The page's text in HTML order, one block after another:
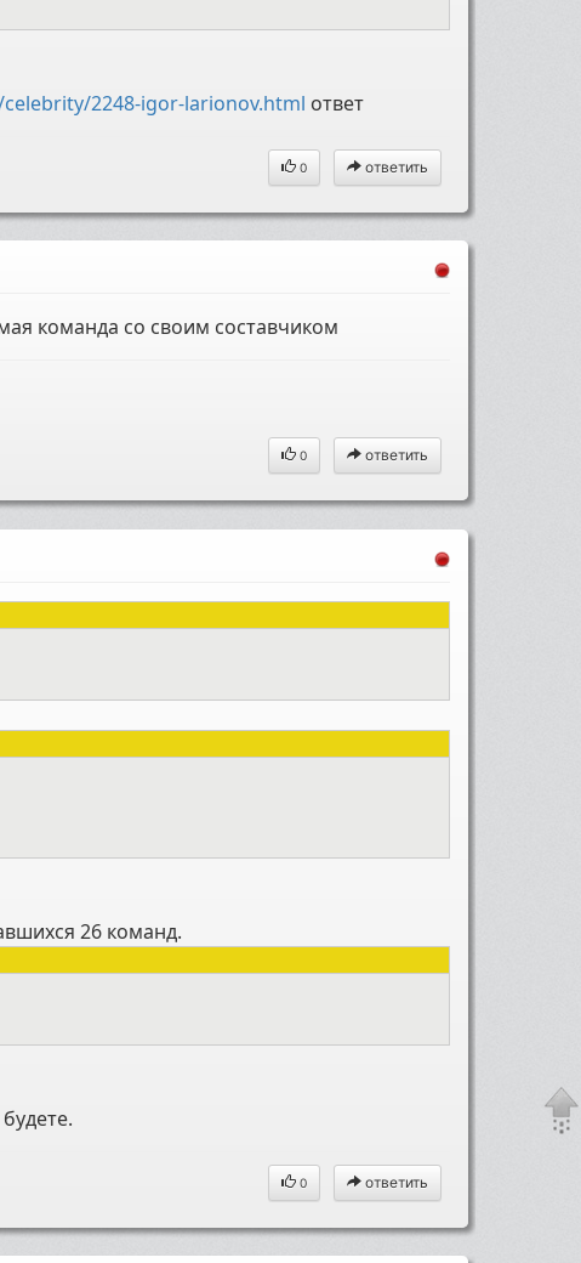
2248-igor-larionov.html ответ
0 ответить
команда со своим составчиком
0 ответить
26 команд.
0 ответить